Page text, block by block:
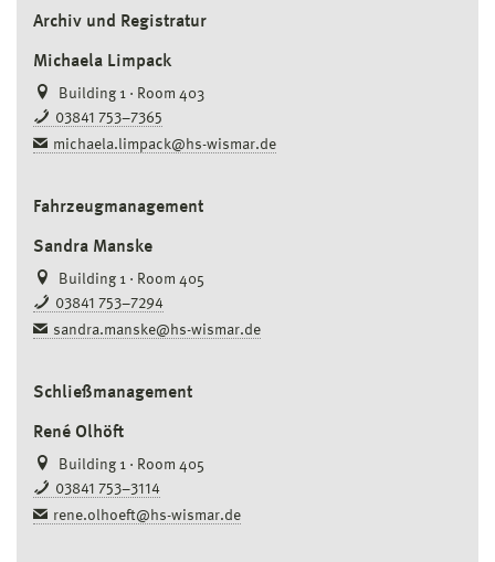
Archiv und Registratur
Michaela Limpack
Building 1 · Room 403
03841 753–7365
michaela.limpack@hs-wismar.de
Fahrzeugmanagement
Sandra Manske
Building 1 · Room 405
03841 753–7294
sandra.manske@hs-wismar.de
Schließmanagement
René Olhöft
Building 1 · Room 405
03841 753–3114
rene.olhoeft@hs-wismar.de